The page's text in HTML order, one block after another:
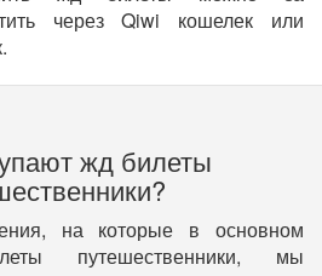
через Qiwi кошелек или
жд билеты
на которые в основном
путешественники, мы